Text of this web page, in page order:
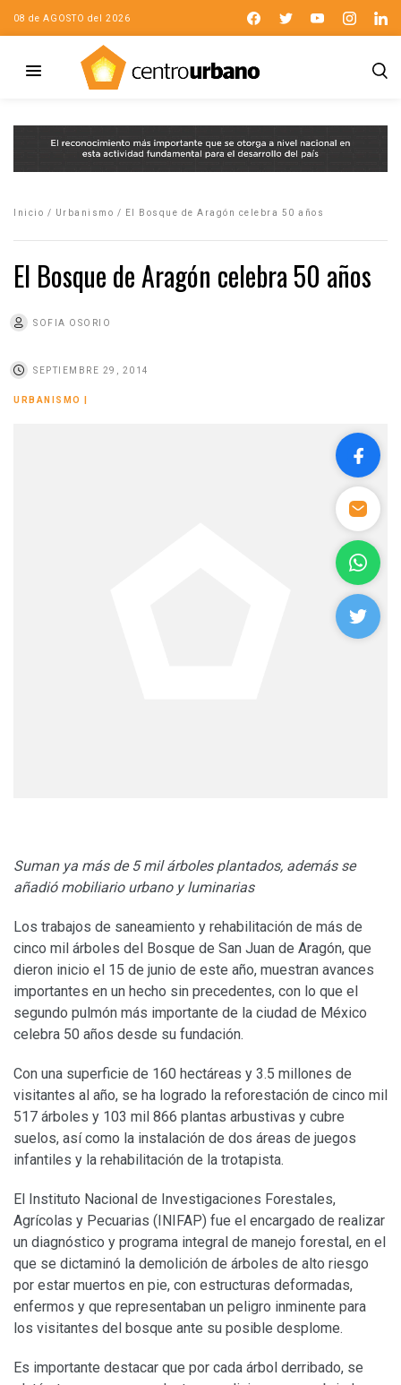
08 de AGOSTO del 2026
Inicio / Urbanismo / El Bosque de Aragón celebra 50 años
El Bosque de Aragón celebra 50 años
SOFIA OSORIO
SEPTIEMBRE 29, 2014
URBANISMO
Suman ya más de 5 mil árboles plantados, además se
añadió mobiliario urbano y luminarias
Los trabajos de saneamiento y rehabilitación de más de
cinco mil árboles del Bosque de San Juan de Aragón, que
dieron inicio el 15 de junio de este año, muestran avances
importantes en un hecho sin precedentes, con lo que el
segundo pulmón más importante de la ciudad de México
celebra 50 años desde su fundación.
Con una superficie de 160 hectáreas y 3.5 millones de
visitantes al año, se ha logrado la reforestación de cinco mil
517 árboles y 103 mil 866 plantas arbustivas y cubre
suelos, así como la instalación de dos áreas de juegos
infantiles y la rehabilitación de la trotapista.
El Instituto Nacional de Investigaciones Forestales,
Agrícolas y Pecuarias (INIFAP) fue el encargado de realizar
un diagnóstico y programa integral de manejo forestal, en el
que se dictaminó la demolición de árboles de alto riesgo
por estar muertos en pie, con estructuras deformadas,
enfermos y que representaban un peligro inminente para
los visitantes del bosque ante su posible desplome.
Es importante destacar que por cada árbol derribado, se